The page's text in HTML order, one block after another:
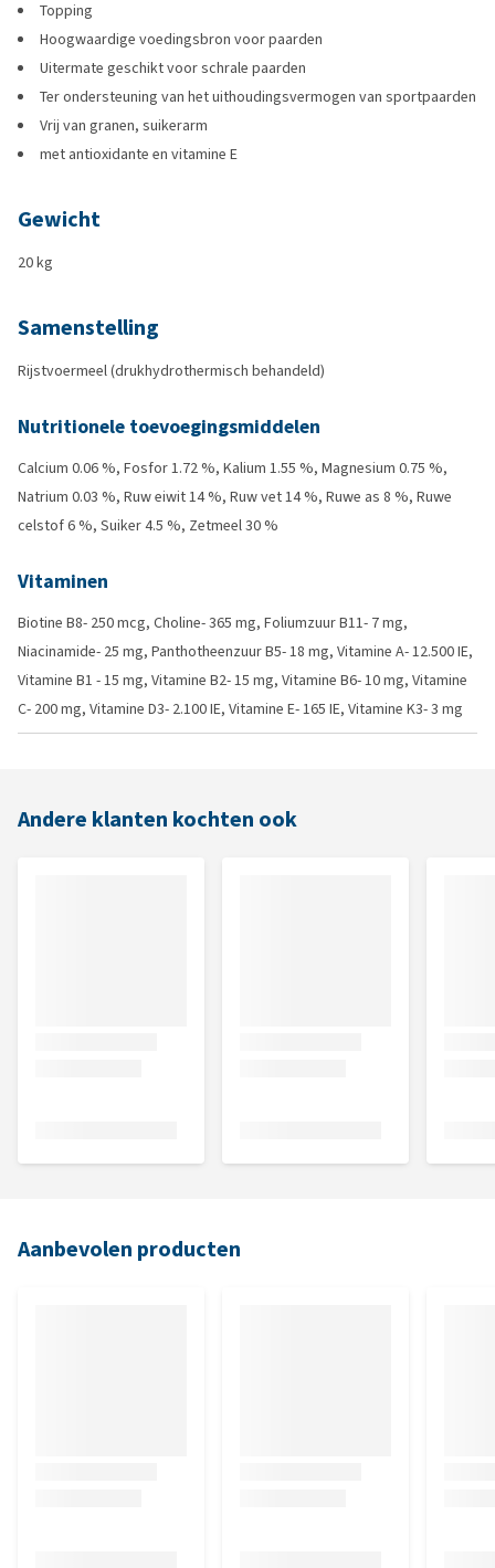
Topping
Hoogwaardige voedingsbron voor paarden
Uitermate geschikt voor schrale paarden
Ter ondersteuning van het uithoudingsvermogen van sportpaarden
Vrij van granen, suikerarm
met antioxidante en vitamine E
Gewicht
20 kg
Samenstelling
Rijstvoermeel (drukhydrothermisch behandeld)
Nutritionele toevoegingsmiddelen
Calcium 0.06 %, Fosfor 1.72 %, Kalium 1.55 %, Magnesium 0.75 %,
Natrium 0.03 %, Ruw eiwit 14 %, Ruw vet 14 %, Ruwe as 8 %, Ruwe
celstof 6 %, Suiker 4.5 %, Zetmeel 30 %
Vitaminen
Biotine B8- 250 mcg, Choline- 365 mg, Foliumzuur B11- 7 mg,
Niacinamide- 25 mg, Panthotheenzuur B5- 18 mg, Vitamine A- 12.500 IE,
Vitamine B1 - 15 mg, Vitamine B2- 15 mg, Vitamine B6- 10 mg, Vitamine
C- 200 mg, Vitamine D3- 2.100 IE, Vitamine E- 165 IE, Vitamine K3- 3 mg
Andere klanten kochten ook
Aanbevolen producten